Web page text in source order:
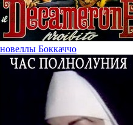
новеллы Боккаччо